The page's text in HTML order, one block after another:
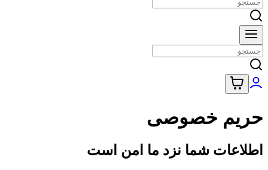
حریم خصوصی
اطلاعات شما نزد ما امن است